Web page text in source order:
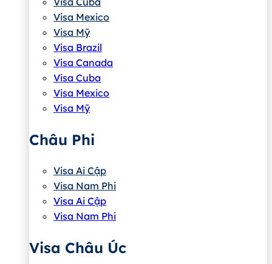
Visa Mexico
Visa Mỹ
Visa Brazil
Visa Canada
Visa Cuba
Visa Mexico
Visa Mỹ
Châu Phi
Visa Ai Cập
Visa Nam Phi
Visa Ai Cập
Visa Nam Phi
Visa Châu Úc